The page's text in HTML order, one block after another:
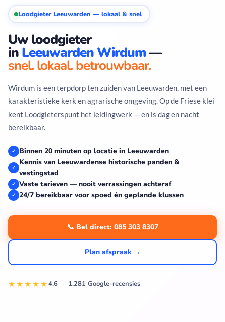
Loodgieter Leeuwarden — lokaal & snel
Uw loodgieter
in Leeuwarden Wirdum—
snel. lokaal. betrouwbaar.
Wirdum is een terpdorp ten zuiden van Leeuwarden, met een
karakteristieke kerk en agrarische omgeving. Op de Friese klei
kent Loodgieterspunt het leidingwerk — en is dag en nacht
bereikbaar.
✓ Binnen 20 minuten op locatie in Leeuwarden
✓
Kennis van Leeuwardense historische panden &
vestingstad
✓ Vaste tarieven — nooit verrassingen achteraf
✓ 24/7 bereikbaar voor spoed én geplande klussen
📞 Bel direct: 085 303 8307
Plan afspraak →
★★★★★4.6 — 1.281 Google-recensies